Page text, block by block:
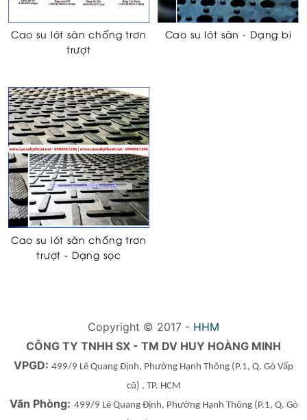
Cao su lót sàn chống trơn
trượt
Cao su lót sàn - Dạng bi
Cao su lót sàn chống trơn
trượt - Dạng sọc
Copyright © 2017 - HHM
CÔNG TY TNHH SX - TM DV HUY HOÀNG MINH
VPGD: 499/9 Lê Quang Định, Phường Hạnh Thông (P.1, Q. Gò Vấp
cũ) , TP. HCM
Văn Phòng: 499/9 Lê Quang Định, Phường Hạnh Thông(P.1, Q. Gò